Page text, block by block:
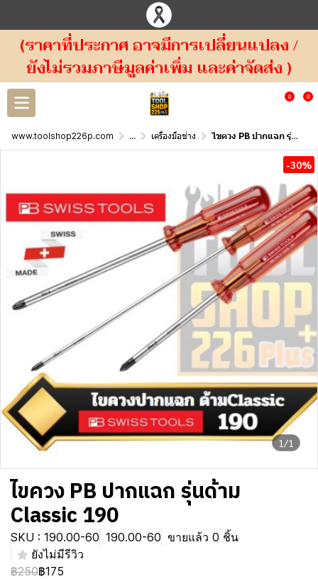
(ราคาที่ประกาศ อาจมีการเปลี่ยนแปลง /
ยังไม่รวมภาษีมูลค่าเพิ่ม และค่าจัดส่ง )
0 0
www.toolshop226p.com ... เครื่องมือช่าง ไขควง PB ปากแฉก รุ่นด้าม Classic 190
1/1
-30%
ไขควง PB ปากแฉก รุ่นด้าม
Classic 190
SKU : 190.00-60 190.00-60 ขายแล้ว 0 ชิ้น
ยังไม่มีรีวิว
฿250฿175